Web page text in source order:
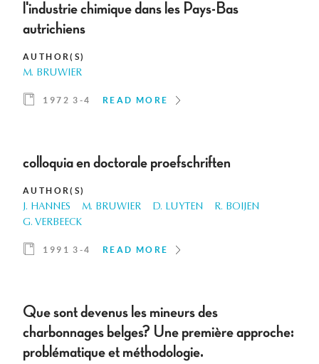
l'industrie chimique dans les Pays-Bas
autrichiens
AUTHOR(S)
M. BRUWIER
1972 3-4 READ MORE
colloquia en doctorale proefschriften
AUTHOR(S)
J. HANNES M. BRUWIER D. LUYTEN
R. BOIJEN
G. VERBEECK
1991 3-4 READ MORE
Que sont devenus les mineurs des
charbonnages belges? Une première approche:
problématique et méthodologie.